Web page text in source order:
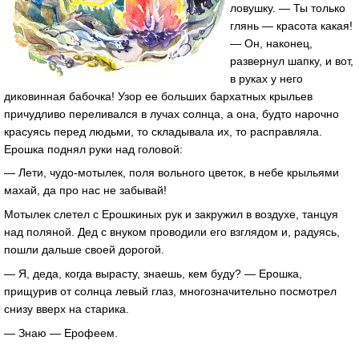
ловушку. — Ты только
глянь — красота какая!
— Он, наконец,
развернул шапку, и вот,
в руках у него
диковинная бабочка! Узор ее больших бархатных крыльев
причудливо переливался в лучах солнца, а она, будто нарочно
красуясь перед людьми, то складывала их, то расправляла.
Ерошка поднял руки над головой:
— Лети, чудо-мотылек, поля вольного цветок, в небе крыльями
махай, да про нас не забывай!
Мотылек слетел с Ерошкиных рук и закружил в воздухе, танцуя
над поляной. Дед с внуком проводили его взглядом и, радуясь,
пошли дальше своей дорогой.
— Я, деда, когда вырасту, знаешь, кем буду? — Ерошка,
прищурив от солнца левый глаз, многозначительно посмотрел
снизу вверх на старика.
— Знаю — Ерофеем.